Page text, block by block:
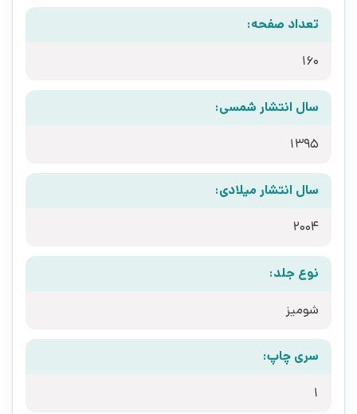
تعداد صفحه:
160
سال انتشار شمسی:
1395
سال انتشار میلادی:
2004
نوع جلد:
شومیز
سری چاپ:
1